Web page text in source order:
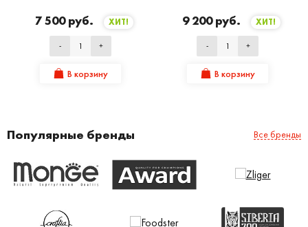
7 500 руб. ХИТ!
- +
В корзину
9 200 руб. ХИТ!
- +
В корзину
Популярные бренды Все бренды